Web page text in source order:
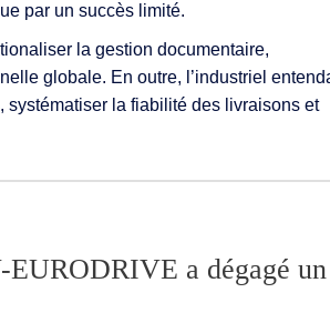
par un succès limité.
la gestion documentaire,
globale. En outre, l’industriel
la fiabilité des livraisons et
EURODRIVE a dégagé un